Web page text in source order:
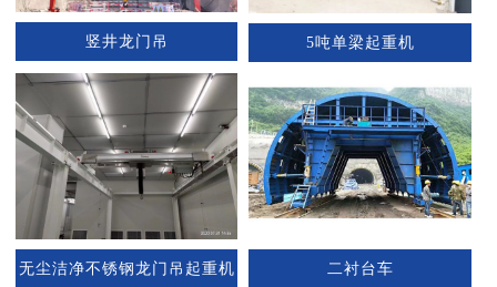
竖井龙门吊 5吨单梁起重机
无尘洁净不锈钢龙门吊起重机 二衬台车